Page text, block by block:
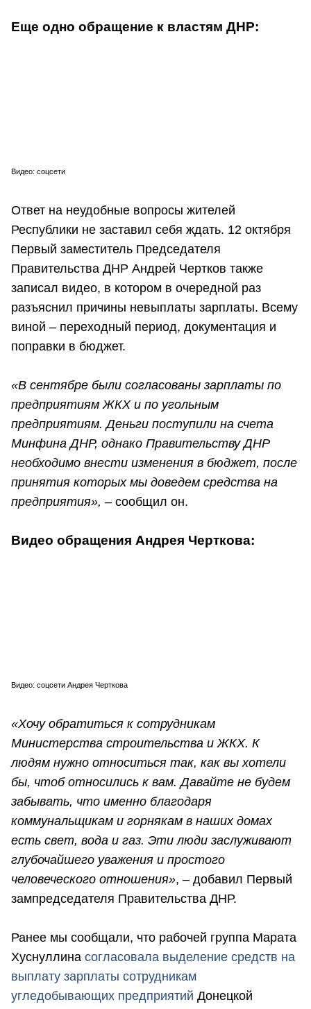
Еще одно обращение к властям ДНР:
Видео: соцсети
Ответ на неудобные вопросы жителей
Республики не заставил себя ждать. 12 октября
Первый заместитель Председателя
Правительства ДНР Андрей Чертков также
записал видео, в котором в очередной раз
разъяснил причины невыплаты зарплаты. Всему
виной – переходный период, документация и
поправки в бюджет.
«В сентябре были согласованы зарплаты по
предприятиям ЖКХ и по угольным
предприятиям. Деньги поступили на счета
Минфина ДНР, однако Правительству ДНР
необходимо внести изменения в бюджет, после
принятия которых мы доведем средства на
предприятия», – сообщил он.
Видео обращения Андрея Черткова:
Видео: соцсети Андрея Черткова
«Хочу обратиться к сотрудникам
Министерства строительства и ЖКХ. К
людям нужно относиться так, как вы хотели
бы, чтоб относились к вам. Давайте не будем
забывать, что именно благодаря
коммунальщикам и горнякам в наших домах
есть свет, вода и газ. Эти люди заслуживают
глубочайшего уважения и простого
человеческого отношения», – добавил Первый
зампредседателя Правительства ДНР.
Ранее мы сообщали, что рабочей группа Марата
Хуснуллина согласовала выделение средств на
выплату зарплаты сотрудникам
угледобывающих предприятий Донецкой